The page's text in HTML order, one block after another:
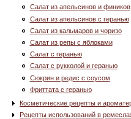
Салат из апельсинов и фиников
Салат из апельсинов с геранью
Салат из кальмаров и чоризо
Салат из репы с яблоками
Салат с геранью
Салат с рукколой и геранью
Сюкрин и редис с соусом
Фриттата с геранью
Косметические рецепты и
Рецепты использований в